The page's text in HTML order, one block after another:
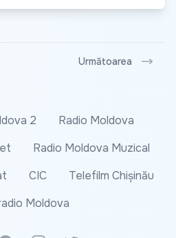
Următoarea
2
Radio Moldova
Radio Moldova Muzical
CIC
Telefilm Chișinău
Moldova